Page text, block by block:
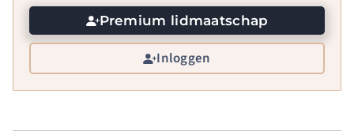
Premium lidmaatschap
Inloggen